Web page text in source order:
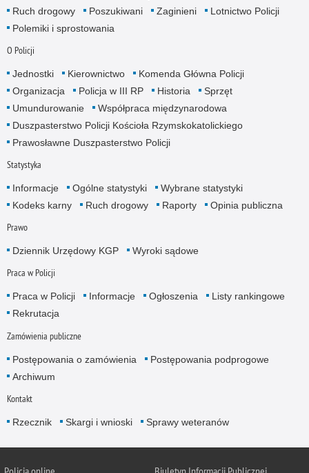
Ruch drogowy
Poszukiwani Zaginieni
Lotnictwo Policji
Polemiki i sprostowania
O Policji
Jednostki Kierownictwo
Komenda Główna Policji
Organizacja
Policja w III RP Historia
Sprzęt
Umundurowanie
Współpraca międzynarodowa
Duszpasterstwo Policji Kościoła Rzymskokatolickiego
Prawosławne Duszpasterstwo Policji
Statystyka
Informacje Ogólne statystyki
Wybrane statystyki
Kodeks karny
Ruch drogowy Raporty Opinia publiczna
Prawo
Dziennik Urzędowy KGP Wyroki sądowe
Praca w Policji
Praca w Policji Informacje Ogłoszenia
Listy rankingowe
Rekrutacja
Zamówienia publiczne
Postępowania o zamówienia
Postępowania podprogowe
Archiwum
Kontakt
Rzecznik Skargi i wnioski Sprawy weteranów